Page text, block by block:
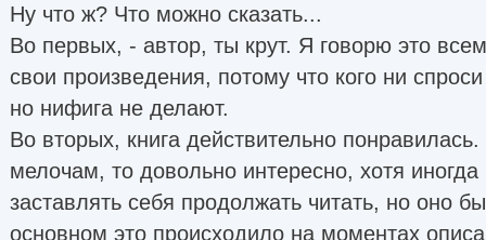
Ну что ж? Что можно сказать...
Во первых, - автор, ты крут. Я говорю это
свои произведения, потому что кого ни
но нифига не делают.
Во вторых, книга действительно
мелочам, то довольно интересно, хотя
заставлять себя продолжать читать, но оно
основном это происходило на моментах